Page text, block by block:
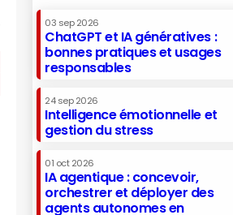
03 sep 2026
ChatGPT et IA génératives :
bonnes pratiques et usages
responsables
24 sep 2026
Intelligence émotionnelle et
gestion du stress
01 oct 2026
IA agentique : concevoir,
orchestrer et déployer des
agents autonomes en